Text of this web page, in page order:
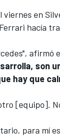
viernes en
hacía
afirmó
son
hay que
[equipo].
para mí